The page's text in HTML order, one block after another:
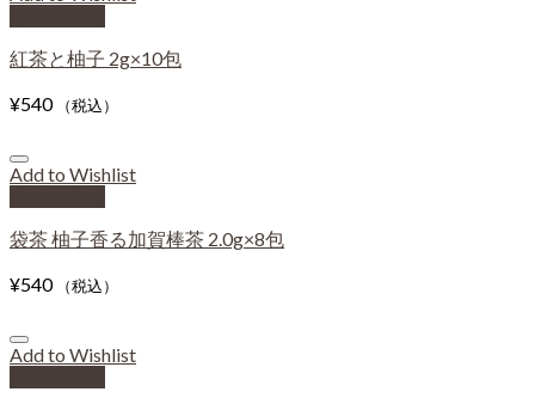
紅茶と柚子 2g×10包
¥540 （税込）
Add to Wishlist
袋茶 柚子香る加賀棒茶 2.0g×8包
¥540 （税込）
Add to Wishlist